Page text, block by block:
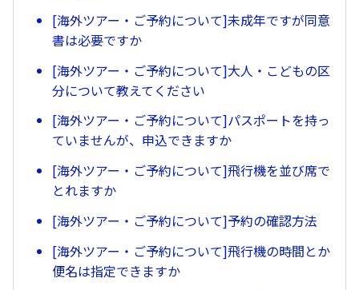
[海外ツアー・ご予約について]未成年ですが同意
書は必要ですか
[海外ツアー・ご予約について]大人・こどもの区
分について教えてください
[海外ツアー・ご予約について]パスポートを持っ
ていませんが、申込できますか
[海外ツアー・ご予約について]飛行機を並び席で
とれますか
[海外ツアー・ご予約について]予約の確認方法
[海外ツアー・ご予約について]飛行機の時間とか
便名は指定できますか